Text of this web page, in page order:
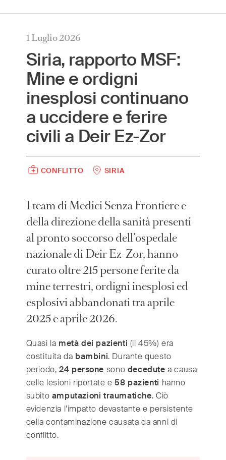
1 Luglio 2026
Siria, rapporto MSF:
Mine e ordigni
inesplosi continuano
a uccidere e ferire
civili a Deir Ez-Zor
CONFLITTO SIRIA
I team di Medici Senza Frontiere e
della direzione della sanità presenti
al pronto soccorso dell’ospedale
nazionale di Deir Ez-Zor, hanno
curato oltre 215 persone ferite da
mine terrestri, ordigni inesplosi ed
esplosivi abbandonati tra aprile
2025 e aprile 2026.
Quasi la metà dei pazienti (il 45%) era
costituita da bambini. Durante questo
periodo, 24 persone sono decedute a causa
delle lesioni riportate e58 pazienti hanno
subito amputazioni traumatiche. Ciò
evidenzia l’impatto devastante e persistente
della contaminazione causata da anni di
conflitto.
International
Australia (English)
Austria (Deutsch)
Belgium (Nederlands/Français)
(Português)
Canada (English/Français)
Czech Republic (Česky/English)
France (Français)
Greece (ελληνικά)
India
Ireland (English)
Italy (Italiano)
Japan (日本語)
Luxembourg (Français)
Mexico (Español)
Myanmar (English/ မြန်မာစာ)
Norway
Russia (Русский)
South Africa (English)
South East Asia (汉语/English)
South Korea (한국어)
Spain (Español)
Sweden